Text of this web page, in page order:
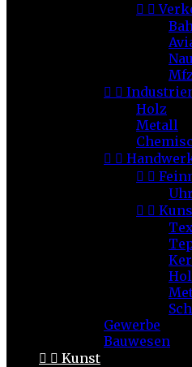
 
 
Holz
Metall
 
 
 
Gewerbe
Bauwesen
  Kunst